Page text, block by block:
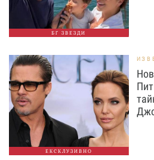
БГ ЗВЕЗДИ
ЕКСКЛУЗИВНО